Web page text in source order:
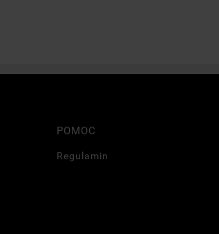
POMOC
Regulamin